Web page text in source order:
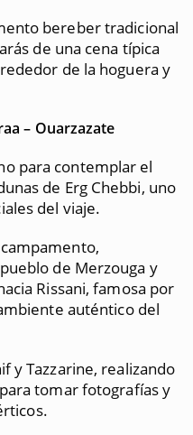
bereber tradicional
de una cena típica
de la hoguera y
– Ouarzazate
para contemplar el
de Erg Chebbi, uno
del viaje.
de Merzouga y
Rissani, famosa por
auténtico del
y Tazzarine, realizando
tomar fotografías y